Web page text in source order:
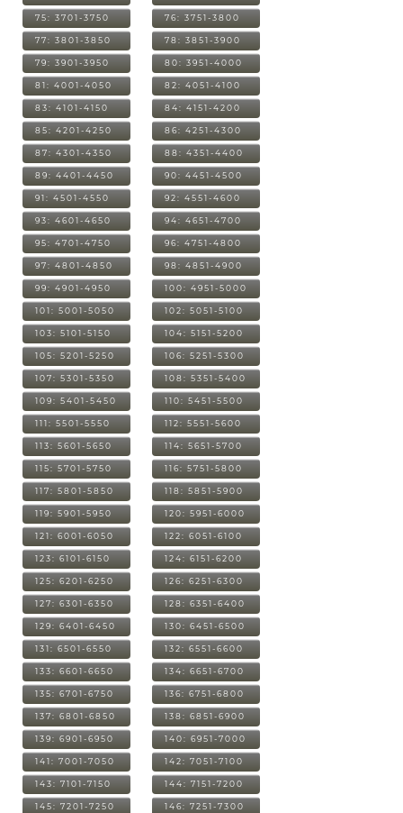
75: 3701-3750 76: 3751-3800
77: 3801-3850 78: 3851-3900
79: 3901-3950 80: 3951-4000
81: 4001-4050 82: 4051-4100
83: 4101-4150 84: 4151-4200
85: 4201-4250 86: 4251-4300
87: 4301-4350 88: 4351-4400
89: 4401-4450 90: 4451-4500
91: 4501-4550 92: 4551-4600
93: 4601-4650 94: 4651-4700
95: 4701-4750 96: 4751-4800
97: 4801-4850 98: 4851-4900
99: 4901-4950 100: 4951-5000
101: 5001-5050 102: 5051-5100
103: 5101-5150 104: 5151-5200
105: 5201-5250 106: 5251-5300
107: 5301-5350 108: 5351-5400
109: 5401-5450 110: 5451-5500
111: 5501-5550 112: 5551-5600
113: 5601-5650 114: 5651-5700
115: 5701-5750 116: 5751-5800
117: 5801-5850 118: 5851-5900
119: 5901-5950 120: 5951-6000
121: 6001-6050 122: 6051-6100
123: 6101-6150 124: 6151-6200
125: 6201-6250 126: 6251-6300
127: 6301-6350 128: 6351-6400
129: 6401-6450 130: 6451-6500
131: 6501-6550 132: 6551-6600
133: 6601-6650 134: 6651-6700
135: 6701-6750 136: 6751-6800
137: 6801-6850 138: 6851-6900
139: 6901-6950 140: 6951-7000
141: 7001-7050 142: 7051-7100
143: 7101-7150 144: 7151-7200
145: 7201-7250 146: 7251-7300